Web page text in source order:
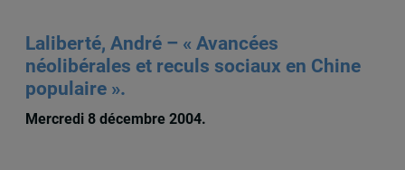
Laliberté, André – « Avancées
néolibérales et reculs sociaux en Chine
populaire ».
Mercredi 8 décembre 2004.